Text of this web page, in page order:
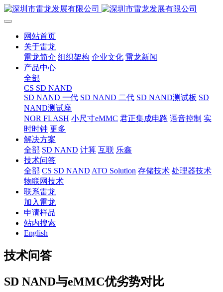
网站首页
关于雷龙
雷龙简介 组织架构 企业文化 雷龙新闻
产品中心
全部
CS SD NAND
SD NAND 一代 SD NAND 二代 SD NAND测试板 SD
NAND测试座
NOR FLASH 小尺寸eMMC 君正集成电路 语音控制 实
时时钟 更多
解决方案
全部 SD NAND 计算 互联 乐鑫
技术问答
全部 CS SD NAND ATO Solution 存储技术 处理器技术
物联网技术
联系雷龙
加入雷龙
申请样品
站内搜索
English
技术问答
SD NAND与eMMC优劣势对比